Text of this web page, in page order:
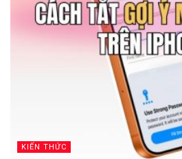
KIẾN THỨC